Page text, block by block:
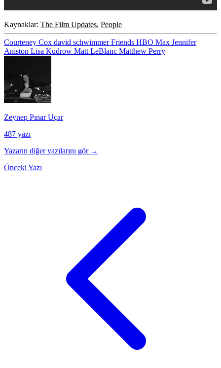
Kaynaklar: The Film Updates, People
Courteney Cox david schwimmerFriends HBO Max Jennifer
Aniston Lisa Kudrow Matt LeBlanc Matthew Perry
Zeynep Pınar Uçar
487 yazı
Yazarın diğer yazılarını gör →
Önceki Yazı